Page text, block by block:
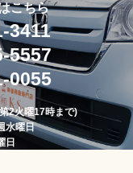
こちら
3411
5557
0055
2火曜17時まで)
水曜日
日